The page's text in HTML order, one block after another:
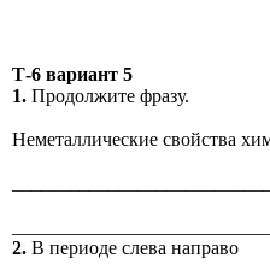
Т-6 вариант 5
1. Продолжите фразу.
Неметаллические свойства
2. В периоде слева направо